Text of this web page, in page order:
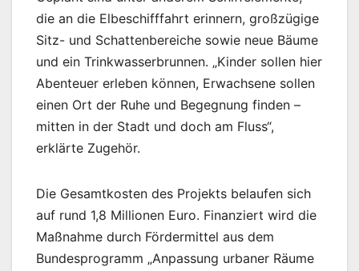
die an die Elbeschifffahrt erinnern, großzügige
Sitz- und Schattenbereiche sowie neue Bäume
und ein Trinkwasserbrunnen. „Kinder sollen hier
Abenteuer erleben können, Erwachsene sollen
einen Ort der Ruhe und Begegnung finden –
mitten in der Stadt und doch am Fluss“,
erklärte Zugehör.
Die Gesamtkosten des Projekts belaufen sich
auf rund 1,8 Millionen Euro. Finanziert wird die
Maßnahme durch Fördermittel aus dem
Bundesprogramm „Anpassung urbaner Räume